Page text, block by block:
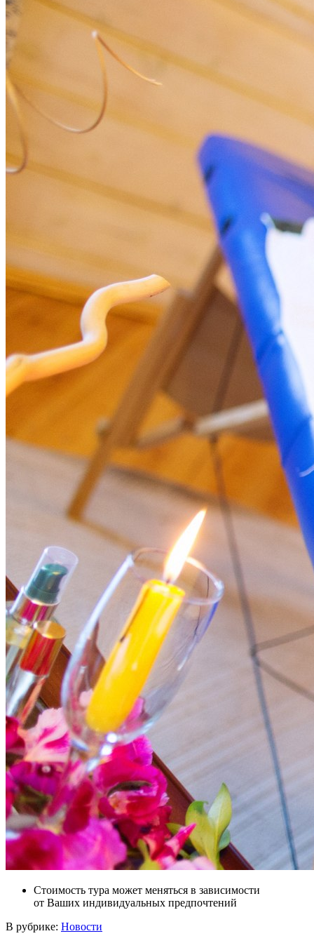
Стоимость тура может меняться в зависимости
от Ваших индивидуальных предпочтений
В рубрике: Новости